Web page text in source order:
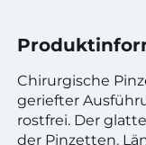
Chirurgische
geriefter
rostfrei. Der
der Pinzetten.